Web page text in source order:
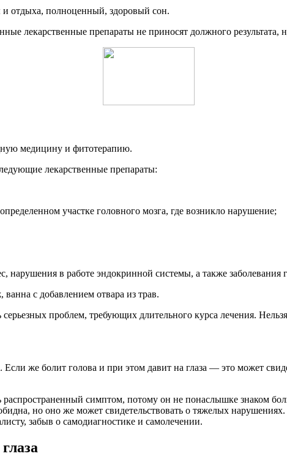
и отдыха, полноценный, здоровый сон.
лекарственные препараты не приносят должного результата,
медицину и фитотерапию.
лекарственные препараты:
участке головного мозга, где возникло нарушение;
нарушения в работе эндокринной системы, а также заболевания
с добавлением отвара из трав.
проблем, требующих длительного курса лечения.
же болит голова и при этом давит на глаза — это может
симптом, потому он не понаслышке знаком
но оно же может свидетельствовать о тяжелых
забыв о самодиагностике и самолечении.